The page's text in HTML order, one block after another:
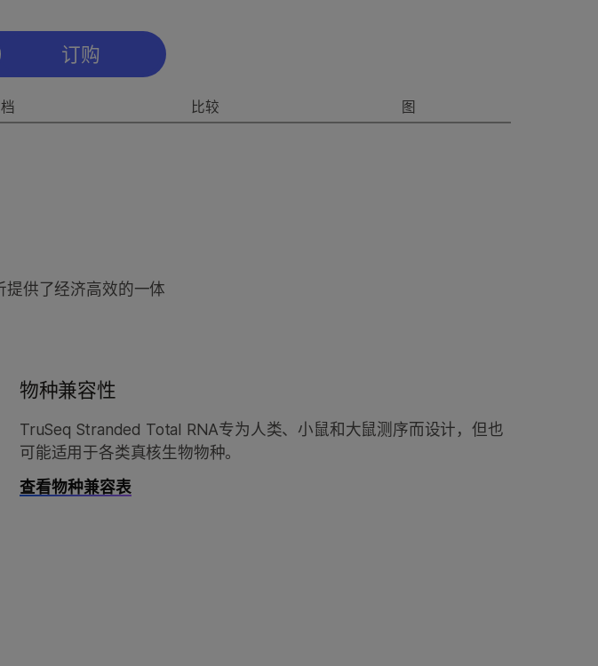
订购
比较 图
供了经济高效的一体
物种兼容性
TruSeq Stranded Total RNA专为人类、小鼠和大鼠测序而设计，但也
可能适用于各类真核生物物种。
查看物种兼容表